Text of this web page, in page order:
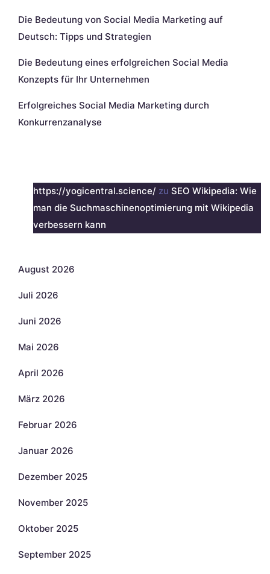
Die Bedeutung von Social Media Marketing auf
Deutsch: Tipps und Strategien
Die Bedeutung eines erfolgreichen Social Media
Konzepts für Ihr Unternehmen
Erfolgreiches Social Media Marketing durch
Konkurrenzanalyse
https://yogicentral.science/ zu SEO Wikipedia: Wie
man die Suchmaschinenoptimierung mit Wikipedia
verbessern kann
August 2026
Juli 2026
Juni 2026
Mai 2026
April 2026
März 2026
Februar 2026
Januar 2026
Dezember 2025
November 2025
Oktober 2025
September 2025